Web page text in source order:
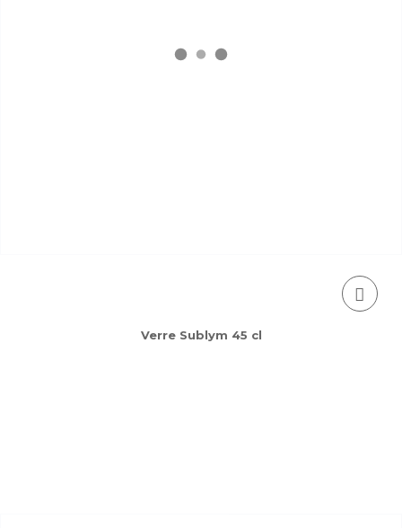
Verre Sublym 45 cl